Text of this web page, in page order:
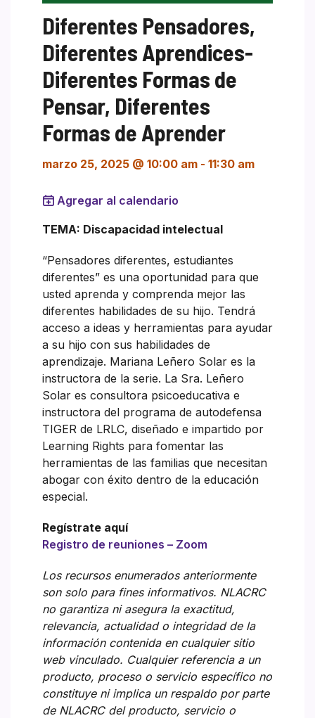
Diferentes Pensadores,
Diferentes Aprendices-
Diferentes Formas de
Pensar, Diferentes
Formas de Aprender
marzo 25, 2025 @ 10:00 am - 11:30 am
Agregar al calendario
TEMA: Discapacidad intelectual
“Pensadores diferentes, estudiantes
diferentes” es una oportunidad para que
usted aprenda y comprenda mejor las
diferentes habilidades de su hijo. Tendrá
acceso a ideas y herramientas para ayudar
a su hijo con sus habilidades de
aprendizaje. Mariana Leñero Solar es la
instructora de la serie. La Sra. Leñero
Solar es consultora psicoeducativa e
instructora del programa de autodefensa
TIGER de LRLC, diseñado e impartido por
Learning Rights para fomentar las
herramientas de las familias que necesitan
abogar con éxito dentro de la educación
especial.
Regístrate aquí
Registro de reuniones – Zoom
Los recursos enumerados anteriormente
son solo para fines informativos. NLACRC
no garantiza ni asegura la exactitud,
relevancia, actualidad o integridad de la
información contenida en cualquier sitio
web vinculado. Cualquier referencia a un
producto, proceso o servicio específico no
constituye ni implica un respaldo por parte
de NLACRC del producto, servicio o